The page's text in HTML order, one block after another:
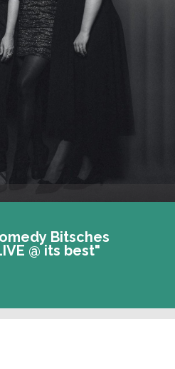
Bit­sches
@ its best"